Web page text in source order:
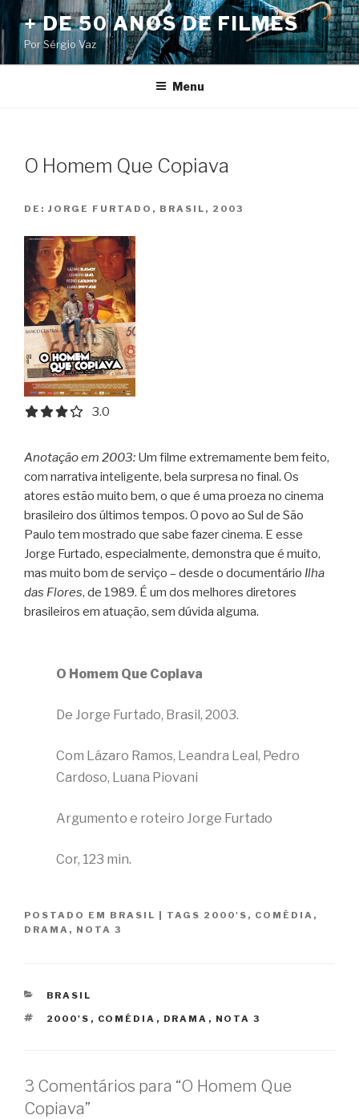
Pular
para
o
conteúdo
+ DE 50 ANOS DE FILMES
Por Sérgio Vaz
Menu
O Homem Que Copiava
DE: JORGE FURTADO, BRASIL, 2003
3.0 out of 5.0 stars
3.0
Anotação em 2003: Um filme extremamente bem feito,
com narrativa inteligente, bela surpresa no final. Os
atores estão muito bem, o que é uma proeza no cinema
brasileiro dos últimos tempos. O povo ao Sul de São
Paulo tem mostrado que sabe fazer cinema. E esse
Jorge Furtado, especialmente, demonstra que é muito,
mas muito bom de serviço – desde o documentário Ilha
das Flores, de 1989. É um dos melhores diretores
brasileiros em atuação, sem dúvida alguma.
O Homem Que Copiava
De Jorge Furtado, Brasil, 2003.
Com Lázaro Ramos, Leandra Leal, Pedro
Cardoso, Luana Piovani
Argumento e roteiro Jorge Furtado
Cor, 123 min.
POSTADO EM BRASIL | TAGS 2000'S , COMÉDIA ,
DRAMA , NOTA 3
CATEGORIAS
BRASIL
TAGS
2000'S , COMÉDIA , DRAMA , NOTA 3
3 Comentários para “O Homem Que
Copiava”